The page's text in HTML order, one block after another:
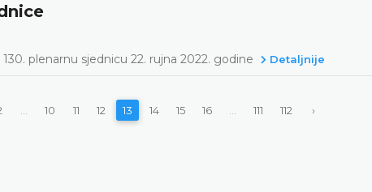
plenarnu sjednicu 22. rujna 2022. godine Detaljnije
10 11 12 13 14 15 16 111 112 ›